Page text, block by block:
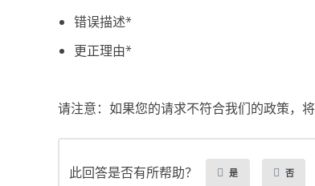
错误描述*
更正理由*
请注意：如果您的请求不符合我们的政策，
此回答是否有所帮助？ 是 否